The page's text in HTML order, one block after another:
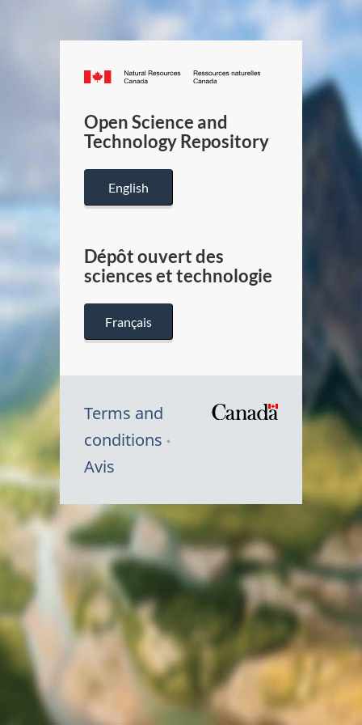
Canada.ca
/
Canada
Open Science and
Technology Repository
English
Dépôt ouvert des
sciences et technologie
Français
Terms and
conditions
Avis
Canada